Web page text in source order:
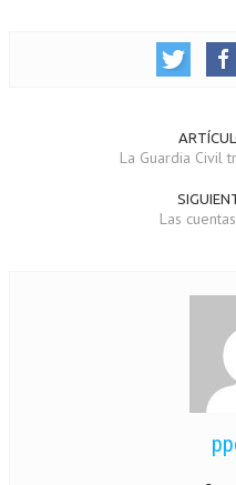
La Guardia Civil
Las